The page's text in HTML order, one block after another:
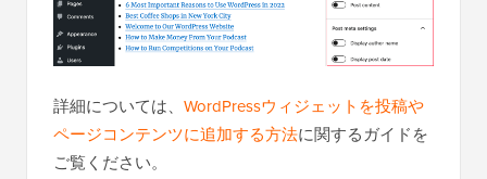
詳細については、 WordPressウィジェットを投稿や
ページコンテンツに追加する方法に関するガイドを
ご覧ください。